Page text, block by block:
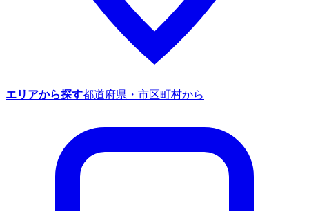
エリアから探す都道府県・市区町村から